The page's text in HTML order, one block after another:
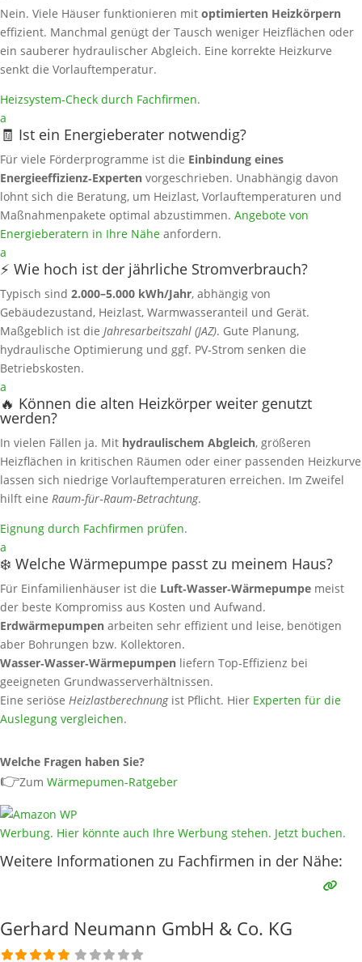
Nein. Viele Häuser funktionieren mit optimierten Heizkörpern
effizient. Manchmal genügt der Tausch weniger Heizflächen oder
ein sauberer hydraulischer Abgleich. Eine korrekte Heizkurve
senkt die Vorlauftemperatur.
Heizsystem‑Check durch Fachfirmen.
a
🧾 Ist ein Energieberater notwendig?
Für viele Förderprogramme ist die Einbindung eines
Energieeffizienz‑Experten vorgeschrieben. Unabhängig davon
lohnt sich die Beratung, um Heizlast, Vorlauftemperaturen und
Maßnahmenpakete optimal abzustimmen. Angebote von
Energieberatern in Ihre Nähe anfordern.
a
⚡ Wie hoch ist der jährliche Stromverbrauch?
Typisch sind 2.000–5.000 kWh/Jahr, abhängig von
Gebäudezustand, Heizlast, Warmwasseranteil und Gerät.
Maßgeblich ist die Jahresarbeitszahl (JAZ). Gute Planung,
hydraulische Optimierung und ggf. PV‑Strom senken die
Betriebskosten.
a
🔥 Können die alten Heizkörper weiter genutzt
werden?
In vielen Fällen ja. Mit hydraulischem Abgleich, größeren
Heizflächen in kritischen Räumen oder einer passenden Heizkurve
lassen sich niedrige Vorlauftemperaturen erreichen. Im Zweifel
hilft eine Raum‑für‑Raum‑Betrachtung.
Eignung durch Fachfirmen prüfen.
a
❄️ Welche Wärmepumpe passt zu meinem Haus?
Für Einfamilienhäuser ist die Luft‑Wasser‑Wärmepumpe meist
der beste Kompromiss aus Kosten und Aufwand.
Erdwärmepumpen arbeiten sehr effizient und leise, benötigen
aber Bohrungen bzw. Kollektoren.
Wasser‑Wasser‑Wärmepumpen liefern Top‑Effizienz bei
geeigneten Grundwasserverhältnissen.
Eine seriöse Heizlastberechnungist Pflicht. Hier Experten für die
Auslegung vergleichen.
Welche Fragen haben Sie?
👉Zum Wärmepumen-Ratgeber
Werbung. Hier könnte auch Ihre Werbung stehen. Jetzt buchen.
Weitere Informationen zu Fachfirmen in der Nähe:
Gerhard Neumann GmbH & Co. KG